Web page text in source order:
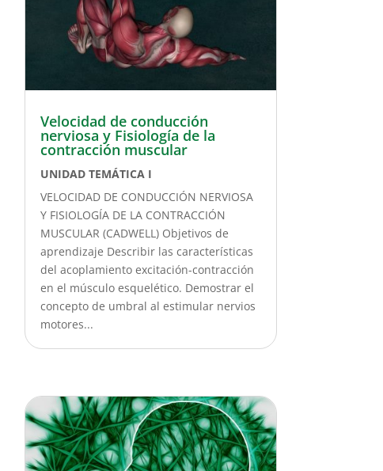
Velocidad de conducción
nerviosa y Fisiología de la
contracción muscular
UNIDAD TEMÁTICA I
VELOCIDAD DE CONDUCCIÓN NERVIOSA
Y FISIOLOGÍA DE LA CONTRACCIÓN
MUSCULAR (CADWELL) Objetivos de
aprendizaje Describir las características
del acoplamiento excitación-contracción
en el músculo esquelético. Demostrar el
concepto de umbral al estimular nervios
motores...